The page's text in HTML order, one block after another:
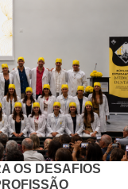
OS DESAFIOS